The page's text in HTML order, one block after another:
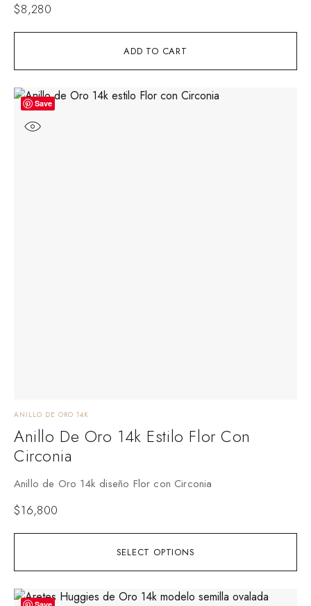
ADD TO CART
$8,280
Save
SELECT OPTIONS
ANILLO DE ORO 14K
Anillo De Oro 14k Estilo Flor Con
Circonia
Anillo de Oro 14k diseño Flor con Circonia
$16,800